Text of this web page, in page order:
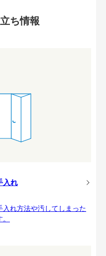
ち情報
入れ
れ方法や汚してしまった